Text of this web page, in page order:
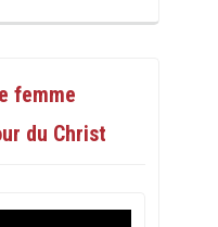
femme
du Christ